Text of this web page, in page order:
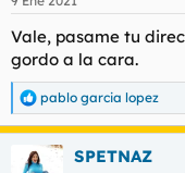
e
:
Vale, pasame tu
gordo a la cara.
R
e
a
pablo garcia lopez
SPETNAZ